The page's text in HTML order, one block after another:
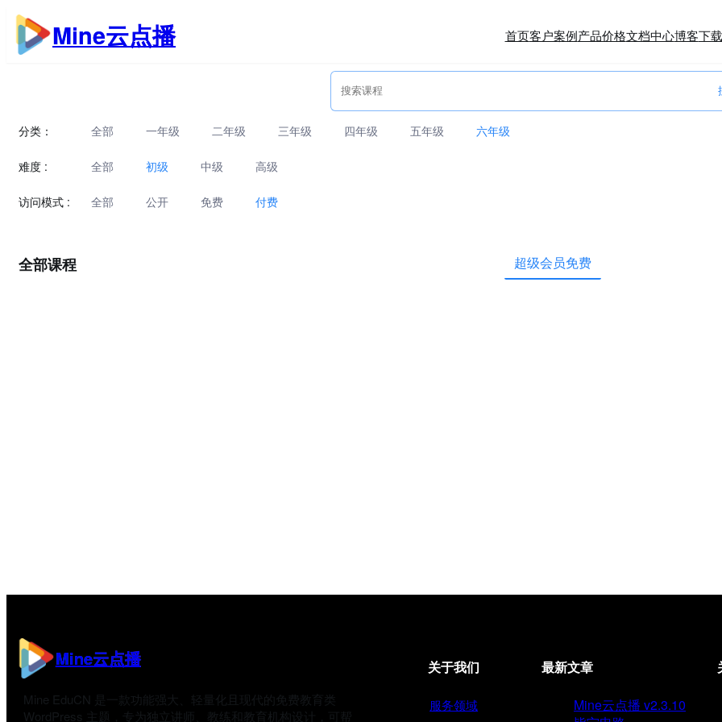
跳
至
内
Mine云点播 首页客户案例产品价格文档中心博客下载
分类： 全部 一年级 二年级 三年级 四年级 五年级 六年级
难度 : 全部 初级 中级 高级
访问模式 : 全部 公开 免费 付费
全部课程 超级会员免费
Mine云点播
Mine EduCN 是一款功能强大、轻量化且现代的免费教育类
WordPress 主题，专为独立讲师、教练和教育机构设计，可帮
关于我们
服务领域
最新文章
Mine云点播 v2.3.10